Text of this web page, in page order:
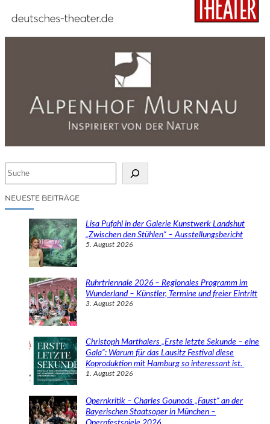
NEUESTE BEITRÄGE
Lisa Pufahl in der Galerie Kunstwerk Landshut
„Zwischen den Stühlen“ – Ausstellungsbericht
5. August 2026
Ruhrtriennale 2026 – Regionales Programm im
Wunderland – Künstler, Termine und freier Eintritt
3. August 2026
Christoph Marthalers „Erste letzte Sekunde – eine
Gala“: Warum für das Lausitz Festival diese
Koproduktion mit Hamburg so interessant ist.
1. August 2026
Opernkritik – Charles Gounods „Faust“ an der
Bayerischen Staatsoper in München –